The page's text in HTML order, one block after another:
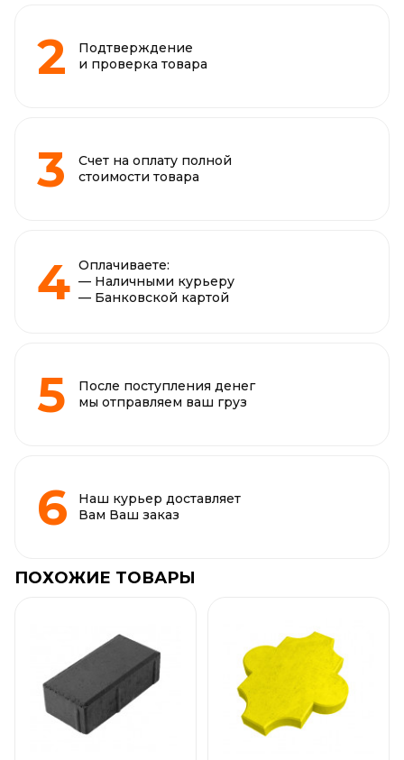
Подтверждение
и проверка товара
Счет на оплату полной
стоимости товара
Оплачиваете:
— Наличными курьеру
— Банковской картой
После поступления денег
мы отправляем ваш груз
Наш курьер доставляет
Вам Ваш заказ
ПОХОЖИЕ ТОВАРЫ